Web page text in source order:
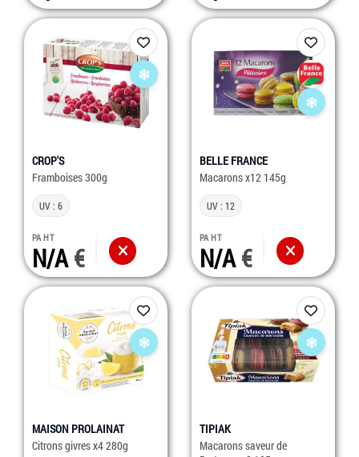
CROP'S
Framboises 300g
UV : 6
PA HT
N/A
BELLE FRANCE
Macarons x12 145g
UV : 12
PA HT
N/A
MAISON PROLAINAT
Citrons givres x4 280g
TIPIAK
Macarons saveur de